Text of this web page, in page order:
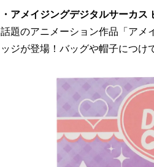
・アメイジングデジタルサーカス
話題のアニメーション作品「アメ
ッジが登場！バッグや帽子につけ